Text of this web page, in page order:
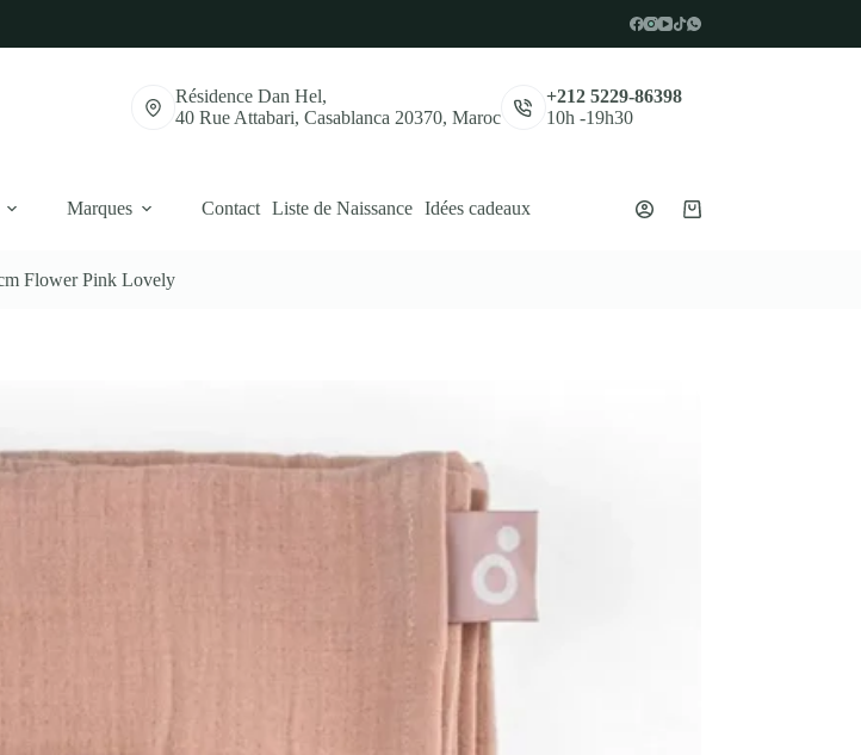
Résidence Dan Hel,
40 Rue Attabari, Casablanca 20370, Maroc
+212 5229-86398
10h -19h30
Marques Contact Liste de Naissance Idées cadeaux
Panier
Flower Pink Lovely